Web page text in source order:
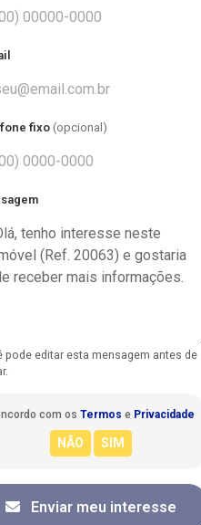
fixo (opcional)
pode editar esta mensagem antes de
com os Termos e Privacidade
Enviar meu interesse